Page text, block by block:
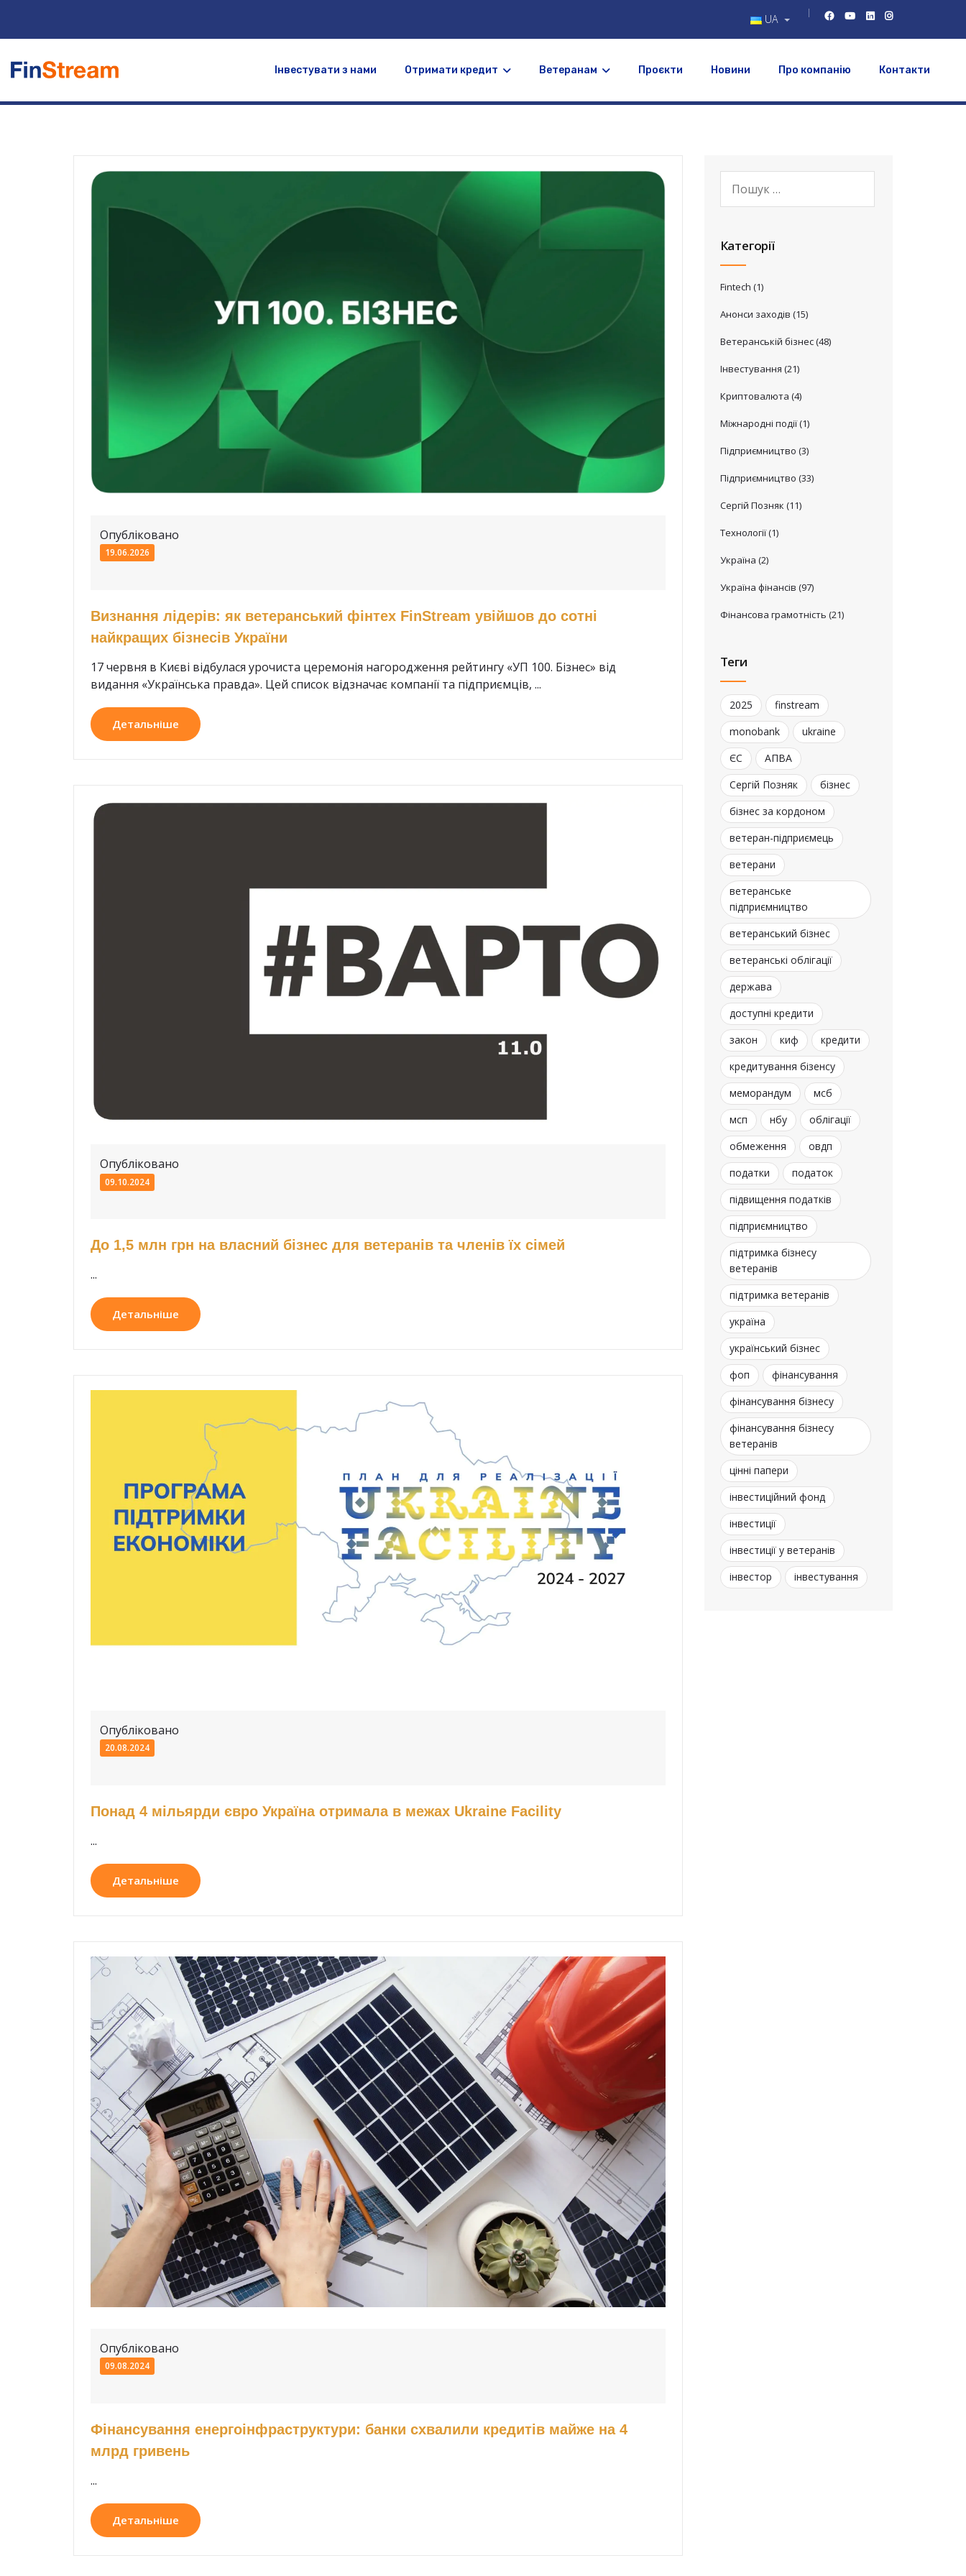
UA
Інвестувати з нами Отримати кредит Ветеранам Проєкти Новини Про компанію Контакти
Опубліковано
19.06.2026
Визнання лідерів: як ветеранський фінтех FinStream увійшов до сотні
найкращих бізнесів України
17 червня в Києві відбулася урочиста церемонія нагородження рейтингу «УП 100. Бізнес» від
видання «Українська правда». Цей список відзначає компанії та підприємців, ...
Детальніше
Опубліковано
09.10.2024
До 1,5 млн грн на власний бізнес для ветеранів та членів їх сімей
...
Детальніше
Опубліковано
20.08.2024
Понад 4 мільярди євро Україна отримала в межах Ukraine Facility
...
Детальніше
Опубліковано
09.08.2024
Фінансування енергоінфраструктури: банки схвалили кредитів майже на 4
млрд гривень
...
Детальніше
Категорії
Fintech (1)
Анонси заходів (15)
Ветеранській бізнес(48)
Інвестування (21)
Криптовалюта (4)
Міжнародні події(1)
Підприємництво (3)
Підприємництво (33)
Сергій Позняк (11)
Технології(1)
Україна (2)
Україна фінансів (97)
Фінансова грамотність (21)
Теги
2025
finstream
monobank
ukraine
ЄС
АПВА
Сергій Позняк
бізнес
бізнес за кордоном
ветеран-підприємець
ветерани
ветеранське
підприємництво
ветеранський бізнес
ветеранські облігації
держава
доступні кредити
закон
киф
кредити
кредитування бізенсу
меморандум
мсб
мсп
нбу
облігації
обмеження
овдп
податки
податок
підвищення податків
підприємництво
підтримка бізнесу
ветеранів
підтримка ветеранів
україна
український бізнес
фоп
фінансування
фінансування бізнесу
фінансування бізнесу
ветеранів
цінні папери
інвестиційний фонд
інвестиції
інвестиції у ветеранів
інвестор
інвестування